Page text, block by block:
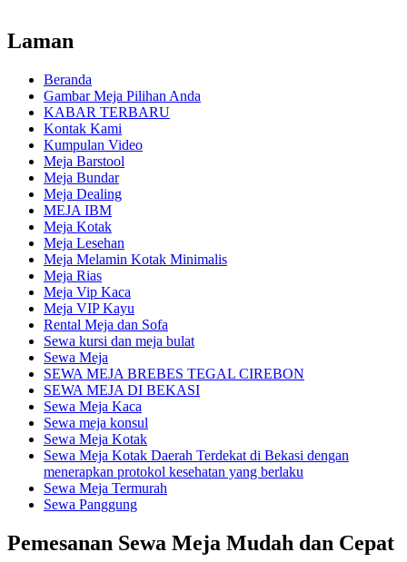
Laman
Beranda
Gambar Meja Pilihan Anda
KABAR TERBARU
Kontak Kami
Kumpulan Video
Meja Barstool
Meja Bundar
Meja Dealing
MEJA IBM
Meja Kotak
Meja Lesehan
Meja Melamin Kotak Minimalis
Meja Rias
Meja Vip Kaca
Meja VIP Kayu
Rental Meja dan Sofa
Sewa kursi dan meja bulat
Sewa Meja
SEWA MEJA BREBES TEGAL CIREBON
SEWA MEJA DI BEKASI
Sewa Meja Kaca
Sewa meja konsul
Sewa Meja Kotak
Sewa Meja Kotak Daerah Terdekat di Bekasi dengan
menerapkan protokol kesehatan yang berlaku
Sewa Meja Termurah
Sewa Panggung
Pemesanan Sewa Meja Mudah dan Cepat